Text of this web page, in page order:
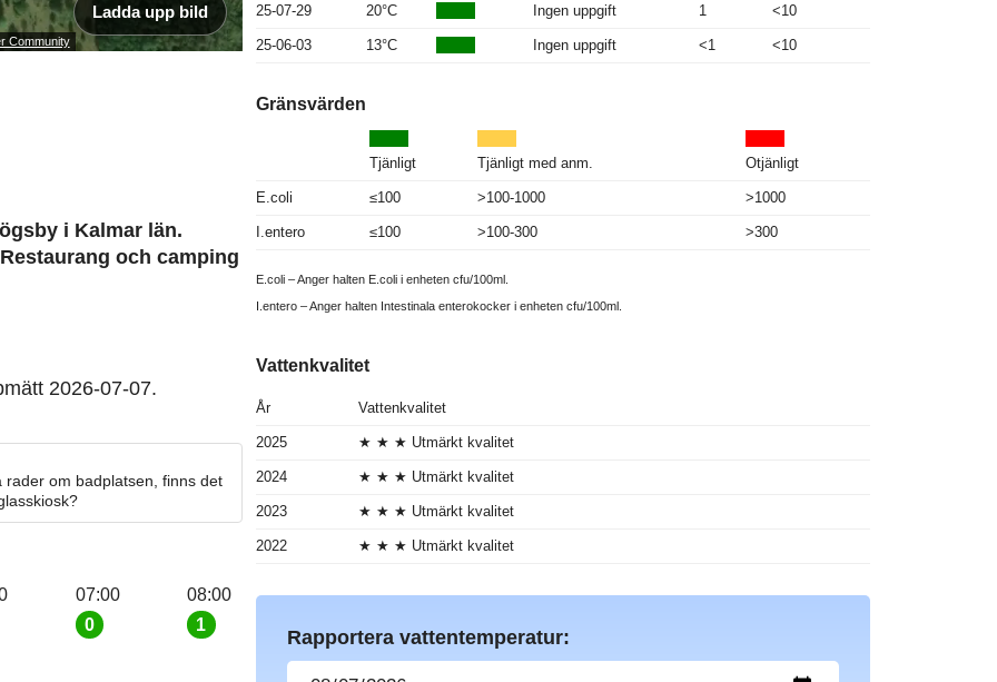
Community
Ladda upp bild
i Kalmar län.
och camping
2026-07-07.
om badplatsen, finns det
07:00
0
08:00
1
25-07-29 20°C Ingen uppgift 1 <10
25-06-03 13°C Ingen uppgift <1 <10
Gränsvärden
Tjänligt Tjänligt med anm. Otjänligt
E.coli ≤100 >100-1000 >1000
I.entero ≤100 >100-300 >300
E.coli – Anger halten E.coli i enheten cfu/100ml.
I.entero – Anger halten Intestinala enterokocker i enheten cfu/100ml.
Vattenkvalitet
År Vattenkvalitet
2025 ★ ★ ★ Utmärkt kvalitet
2024 ★ ★ ★ Utmärkt kvalitet
2023 ★ ★ ★ Utmärkt kvalitet
2022 ★ ★ ★ Utmärkt kvalitet
Rapportera vattentemperatur: